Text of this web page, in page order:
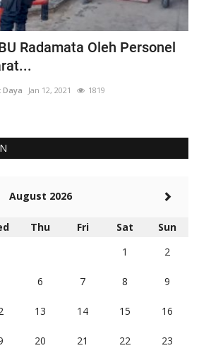
Radamata Oleh Personel
Daya Jan 12, 2021 1819
August 2026
Thu Fri Sat
Sun
1
2
6 7 8 9
13 14 15 16
20 21 22 23